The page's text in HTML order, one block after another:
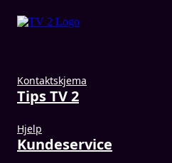
Kontaktskjema
Tips TV 2
Hjelp
Kundeservice